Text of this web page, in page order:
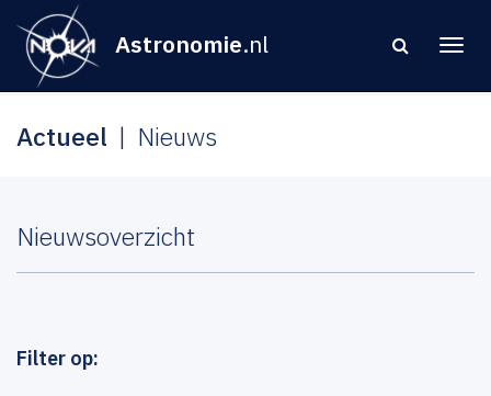
Astronomie.nl
Actueel Nieuws
Nieuwsoverzicht
Filter op: